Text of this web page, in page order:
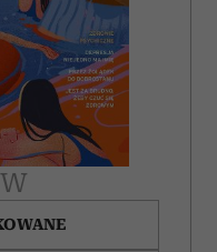
z innymi danymi
podczas